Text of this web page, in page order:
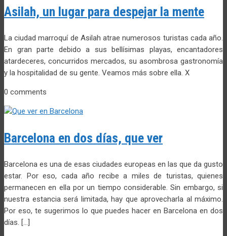
Asilah, un lugar para despejar la mente
La ciudad marroquí de Asilah atrae numerosos turistas cada año.
En gran parte debido a sus bellísimas playas, encantadores
atardeceres, concurridos mercados, su asombrosa gastronomía
y la hospitalidad de su gente. Veamos más sobre ella. X
0 comments
Barcelona en dos días, que ver
Barcelona es una de esas ciudades europeas en las que da gusto
estar. Por eso, cada año recibe a miles de turistas, quienes
permanecen en ella por un tiempo considerable. Sin embargo, si
nuestra estancia será limitada, hay que aprovecharla al máximo.
Por eso, te sugerimos lo que puedes hacer en Barcelona en dos
días. […]